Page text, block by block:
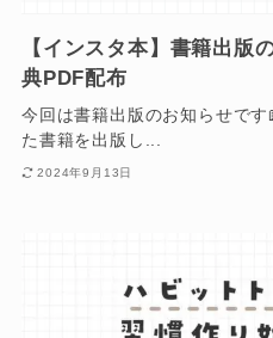
【インスタ本】書籍出版
典PDF配布
今回は書籍出版のお知らせで
た書籍を出版し...
2024年9月13日